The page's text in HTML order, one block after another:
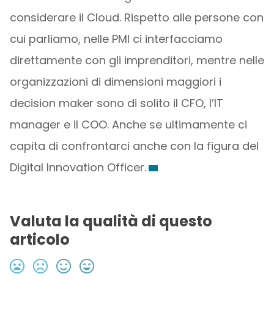
considerare il Cloud. Rispetto alle persone con
cui parliamo, nelle PMI ci interfacciamo
direttamente con gli imprenditori, mentre nelle
organizzazioni di dimensioni maggiori i
decision maker sono di solito il CFO, l’IT
manager e il COO. Anche se ultimamente ci
capita di confrontarci anche con la figura del
Digital Innovation Officer.
Valuta la qualità di questo
articolo